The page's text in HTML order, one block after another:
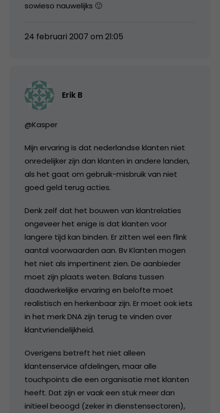
sowieso nauwelijks 🙂
24 februari 2007 om 21:05
Erik B
@Kasper
Mijn ervaring is dat nederlandse klanten niet
onredelijker zijn dan klanten in andere landen,
als het gaat om gebruik-misbruik van niet
goed geld terug acties.
Denk zelf dat het bouwen van klantrelaties
ongeveer het enige is dat klanten voor
langere tijd kan binden. Er zitten wel een flink
aantal voorwaarden aan. Bv Klanten mogen
het niet als impertinent zien. De aanbieder
moet zijn plaats weten. Balans tussen
daadwerkelijke ervaring en belofte moet
realistisch en herkenbaar zijn. Er moet ook iets
in het merk DNA zijn terug te vinden over
klantvriendelijkheid.
Overigens betreft het niet alleen
klantenservice afdelingen, maar alle
touchpoints die een organisatie met klanten
heeft. Dat zijn er vaak een stuk meer dan
initieel beoogd (zeker in dienstensectoren),